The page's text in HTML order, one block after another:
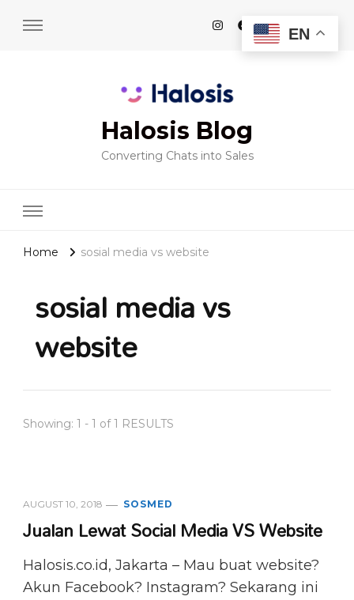
Halosis Blog
Converting Chats into Sales
Home sosial media vs website
sosial media vs
website
Showing: 1 - 1 of 1 RESULTS
AUGUST 10, 2018 SOSMED
Jualan Lewat Social Media VS Website
Halosis.co.id, Jakarta – Mau buat website?
Akun Facebook? Instagram? Sekarang ini
EN